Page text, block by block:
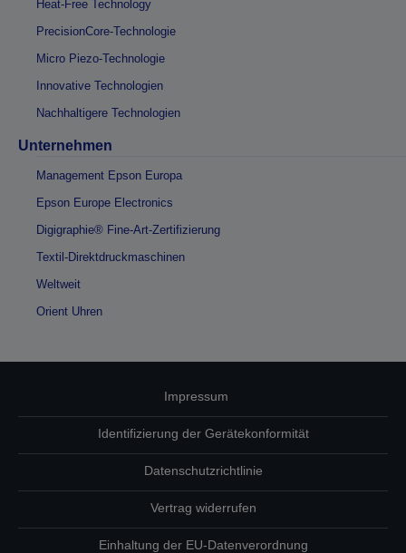
Heat-Free Technology
PrecisionCore-Technologie
Micro Piezo-Technologie
Innovative Technologien
Nachhaltigere Technologien
Unternehmen
Management Epson Europa
Epson Europe Electronics
Digigraphie® Fine-Art-Zertifizierung
Textil-Direktdruckmaschinen
Weltweit
Orient Uhren
Impressum
Identifizierung der Gerätekonformität
Datenschutzrichtlinie
Vertrag widerrufen
Einhaltung der EU-Datenverordnung